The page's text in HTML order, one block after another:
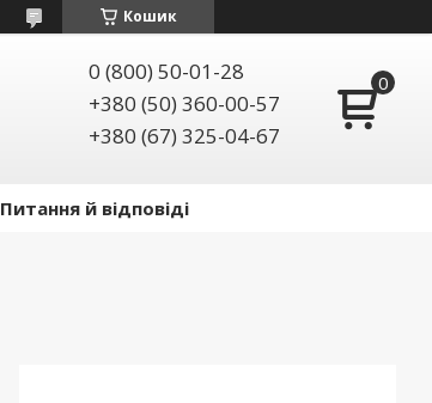
Кошик
0 (800) 50-01-28
+380 (50) 360-00-57
+380 (67) 325-04-67
Питання й відповіді